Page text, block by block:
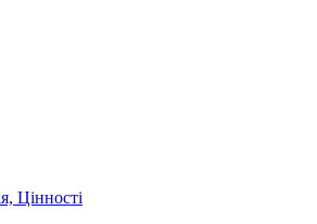
Цінності